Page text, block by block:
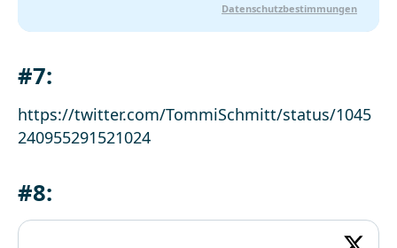
Datenschutzbestimmungen
#7:
https://twitter.com/TommiSchmitt/status/1045
240955291521024
#8: